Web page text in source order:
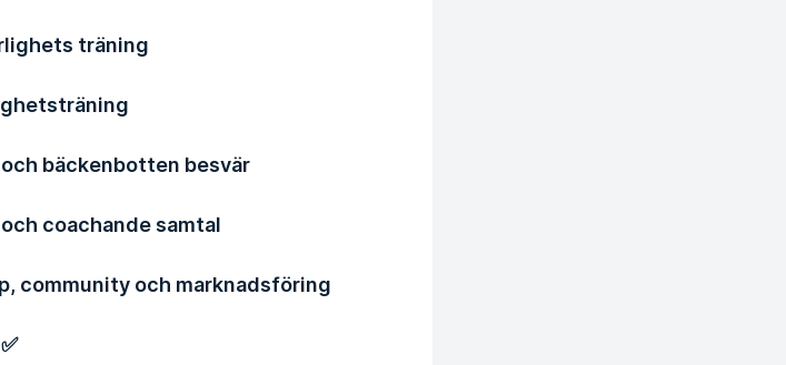
träning
bäckenbotten besvär
coachande samtal
community och marknadsföring